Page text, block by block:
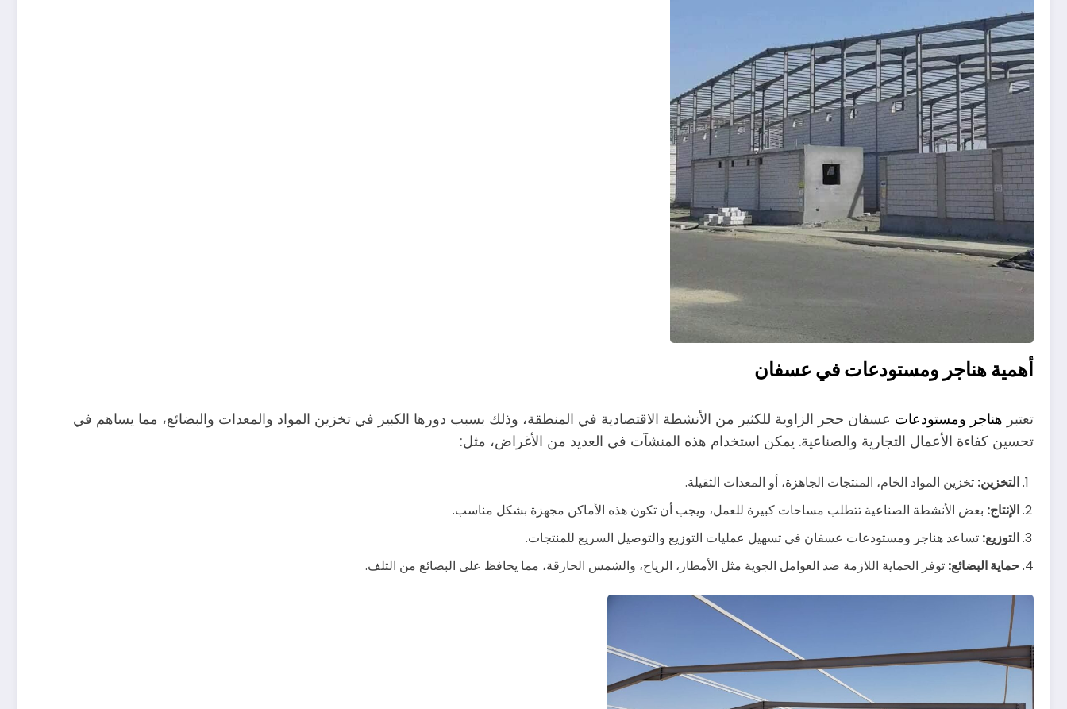
أهمية هناجر ومستودعات في عسفان
تعتبر هناجر ومستودعات عسفان حجر الزاوية للكثير من الأنشطة الاقتصادية في المنطقة، وذلك بسبب دورها الكبير في تخزين المواد والمعدات والبضائع، مما يساهم في
تحسين كفاءة الأعمال التجارية والصناعية. يمكن استخدام هذه المنشآت في العديد من الأغراض، مثل:
التخزين: تخزين المواد الخام، المنتجات الجاهزة، أو المعدات الثقيلة.
الإنتاج: بعض الأنشطة الصناعية تتطلب مساحات كبيرة للعمل، ويجب أن تكون هذه الأماكن مجهزة بشكل مناسب.
التوزيع: تساعد هناجر ومستودعات عسفان في تسهيل عمليات التوزيع والتوصيل السريع للمنتجات.
حماية البضائع: توفر الحماية اللازمة ضد العوامل الجوية مثل الأمطار، الرياح، والشمس الحارقة، مما يحافظ على البضائع من التلف.